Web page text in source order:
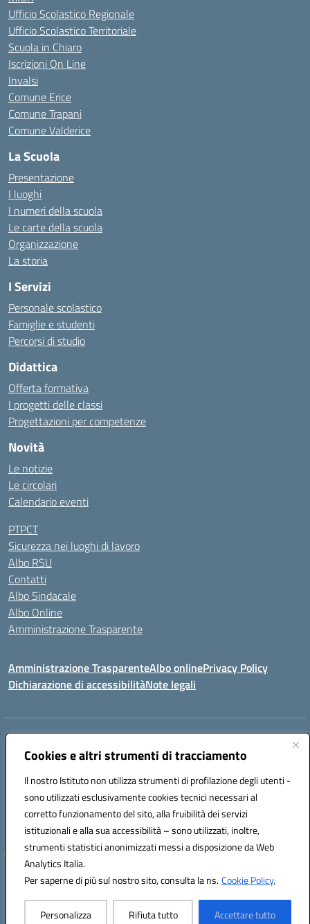
Cookies e altri strumenti di tracciamento
Il nostro Istituto non utilizza strumenti di profilazione degli utenti -
sono utilizzati esclusivamente cookies tecnici necessari al
corretto funzionamento del sito, alla fruibilità dei servizi
istituzionali e alla sua accessibilità – sono utilizzati, inoltre,
strumenti statistici anonimizzati messi a disposizione da Web
Analytics Italia.
Per saperne di più sul nostro sito, consulta la ns.Cookie Policy.
Personalizza Rifiuta tutto Accettare tutto
Ufficio Scolastico Regionale
Ufficio Scolastico Territoriale
Scuola in Chiaro
Iscrizioni On Line
Invalsi
Comune Erice
Comune Trapani
Comune Valderice
La Scuola
Presentazione
I luoghi
I numeri della scuola
Le carte della scuola
Organizzazione
La storia
I Servizi
Personale scolastico
Famiglie e studenti
Percorsi di studio
Didattica
Offerta formativa
I progetti delle classi
Progettazioni per competenze
Novità
Le notizie
Le circolari
Calendario eventi
PTPCT
Sicurezza nei luoghi di lavoro
Albo RSU
Contatti
Albo Sindacale
Albo Online
Amministrazione Trasparente
Amministrazione TrasparenteAlbo onlinePrivacy Policy
Dichiarazione di accessibilitàNote legali
Centralino:
Posta elettronica certificata (PEC):tpis02200a@pec.istruzione.it
Codice fiscale: 93066580817
Codice meccanografico:TPIS02200A
VIA CESARÒ, 36 - 91016 ERICE - CASA SANTA (TP)
Telefono: 0923569559
Hosting & Powered by 3D Solution S.r.l.
Concept & Design by Designers Italia